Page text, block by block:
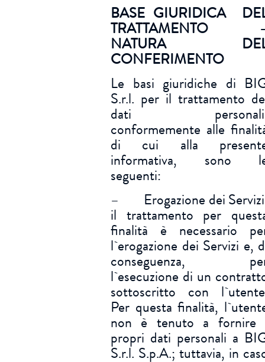
BASE GIURIDICA
TRATTAMENTO
NATURA
CONFERIMENTO
Le basi giuridiche di
S.r.l. per il trattamento
dati
conformemente alle
di cui alla
informativa, sono
seguenti:
– Erogazione dei
il trattamento per
finalità è necessario
l`erogazione dei Servizi e,
conseguenza,
l`esecuzione di un
sottoscritto con
Per questa finalità,
non è tenuto a fornire
propri dati personali a
S.r.l. S.p.A.; tuttavia, in